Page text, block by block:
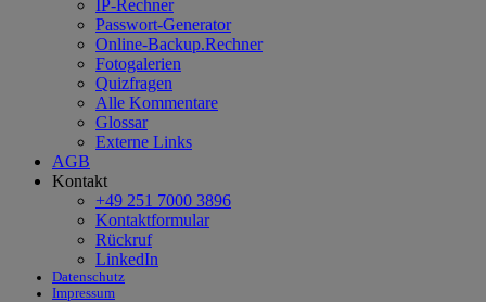
IP-Rechner
Passwort-Generator
Online-Backup.Rechner
Fotogalerien
Quizfragen
Alle Kommentare
Glossar
Externe Links
AGB
Kontakt
+49 251 7000 3896
Kontaktformular
Rückruf
LinkedIn
Datenschutz
Impressum